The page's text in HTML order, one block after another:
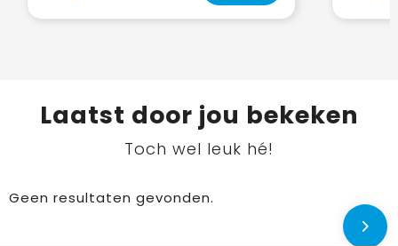
Laatst door jou bekeken
Toch wel leuk hé!
Geen resultaten gevonden.